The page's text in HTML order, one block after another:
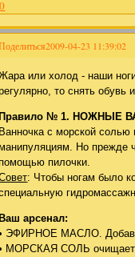
0
2009-04-23 11:39:02
или холод - наши
то снять обувь
Правило № 1. НОЖНЫЕ
Ванночка с морской
Но прежде
пилочки.
: Чтобы ногам было
Ваш арсенал:
ЭФИРНОЕ МАСЛО.
МОРСКАЯ СОЛЬ очищает